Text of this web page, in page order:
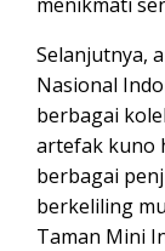
Selanjutnya,
Nasional
berbagai
artefak kuno
berbagai
berkeliling
Taman Mini